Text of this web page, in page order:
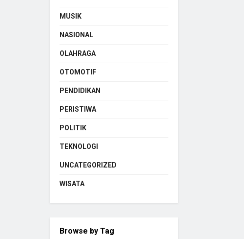
MUSIK
NASIONAL
OLAHRAGA
OTOMOTIF
PENDIDIKAN
PERISTIWA
POLITIK
TEKNOLOGI
UNCATEGORIZED
WISATA
Browse by Tag